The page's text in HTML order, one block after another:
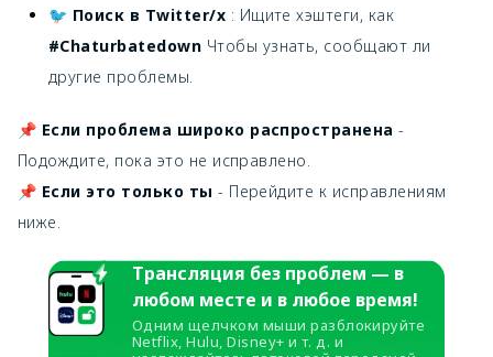
🐦 Поиск в Twitter/x : Ищите хэштеги, как
#Chaturbatedown Чтобы узнать, сообщают ли
другие проблемы.
📌 Если проблема широко распространена-
Подождите, пока это не исправлено.
📌 Если это только ты- Перейдите к исправлениям
ниже.
Трансляция без проблем — в
любом месте и в любое время!
Одним щелчком мыши разблокируйте
Netflix, Hulu, Disney+ и т. д. и